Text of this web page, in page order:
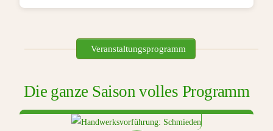
Veranstaltungsprogramm
Die ganze Saison volles Programm